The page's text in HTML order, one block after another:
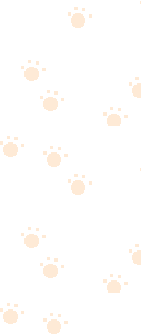
嘿咪 - 再來一罐 -
魚+蟹肉棒 170g